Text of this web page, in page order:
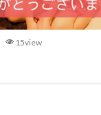
15view